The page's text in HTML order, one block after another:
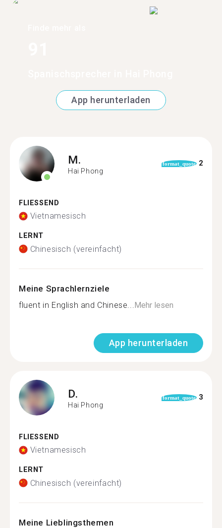
App herunterladen
M.
Hai Phong
format_quote 2
FLIESSEND
Vietnamesisch
LERNT
Chinesisch (vereinfacht)
Meine Sprachlernziele
fluent in English and Chinese... Mehr lesen
App herunterladen
D.
Hai Phong
format_quote 3
FLIESSEND
Vietnamesisch
LERNT
Chinesisch (vereinfacht)
Meine Lieblingsthemen